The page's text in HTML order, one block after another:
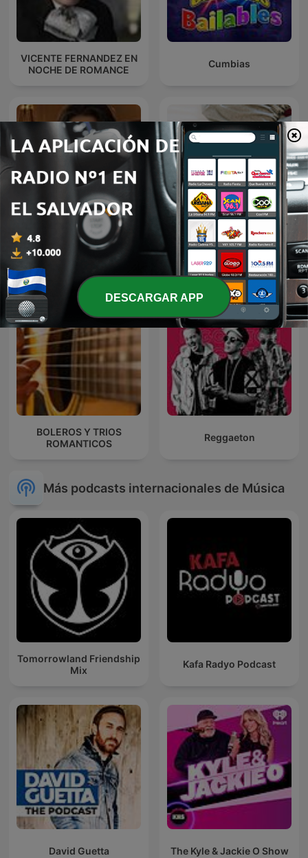
VICENTE FERNANDEZ EN
NOCHE DE ROMANCE
Cumbias
MARCO ANTONIO SOLIS
EN NOCHE DE ROMANCE
Baladas Pop
BOLEROS Y TRIOS
ROMANTICOS
Reggaeton
Más podcasts internacionales de Música
Tomorrowland Friendship
Mix
Kafa Radyo Podcast
David Guetta The Kyle & Jackie O Show
DESCARGAR APP